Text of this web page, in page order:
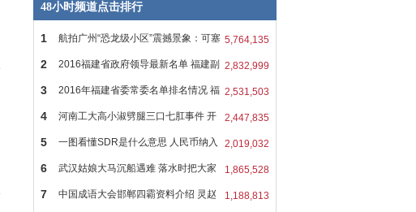
48小时频道点击排行
5,764,135
1 航拍广州“恐龙级小区”震撼景象：可塞
2,832,999
2 2016福建省政府领导最新名单 福建副
省 2,531,503
3 2016年福建省委常委名单排名情况 福
建 2,447,835
4 河南工大高小淑劈腿三口七肛事件 开
房 2,019,032
5 一图看懂SDR是什么意思 人民币纳入
SDR 1,865,528
6 武汉姑娘大马沉船遇难 落水时把大家
的 1,188,813
7 中国成语大会邯郸四霸资料介绍 灵赵